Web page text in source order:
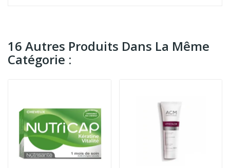
16 Autres Produits Dans La Même
Catégorie :